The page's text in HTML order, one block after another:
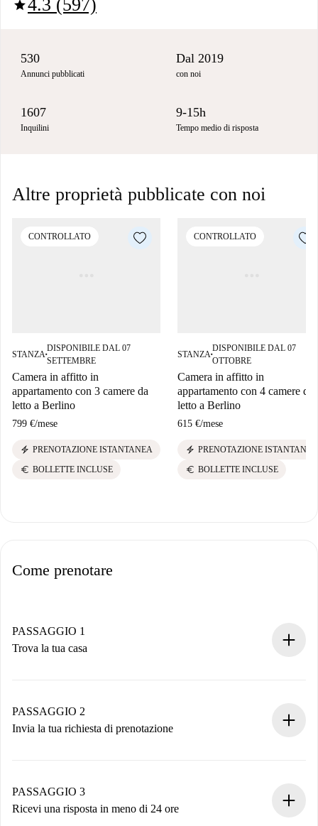
star4.3 (597)
530
Annunci pubblicati
Dal 2019
con noi
1607
Inquilini
9-15h
Tempo medio di risposta
Altre proprietà pubblicate con noi
CONTROLLATO
STANZA ■
DISPONIBILE DAL 07
SETTEMBRE
Camera in affitto in
appartamento con 3 camere da
letto a Berlino
799 €/mese
electric_bolt PRENOTAZIONE ISTANTANEA
euro BOLLETTE INCLUSE
CONTROLLATO
STANZA ■
DISPONIBILE DAL 07
OTTOBRE
Camera in affitto in
appartamento con 4 camere da
letto a Berlino
615 €/mese
electric_bolt PRENOTAZIONE ISTANTANEA
euro BOLLETTE INCLUSE
Come prenotare
PASSAGGIO 1
Trova la tua casa
Hai tutte le informazioni necessarie in anticipo.
PASSAGGIO 2
Invia la tua richiesta di prenotazione
non accetta.
PASSAGGIO 3
Ricevi una risposta in meno di 24 ore